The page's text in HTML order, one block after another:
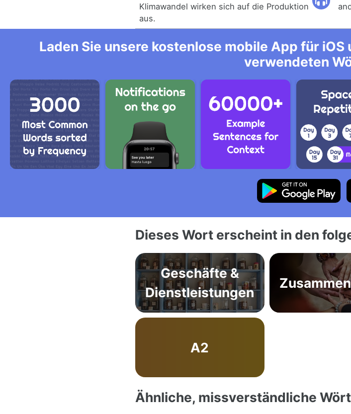
Klimawandel wirken sich auf die Produktion
aus.
Laden Sie unsere kostenlose mobile App für
verwendeten
Dieses Wort erscheint in den
Geschäfte &
Dienstleistungen
A2
Ähnliche, missverständliche